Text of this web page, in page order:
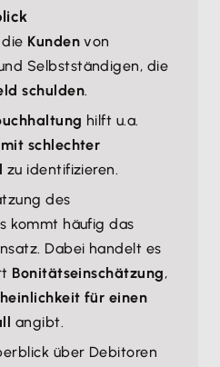
Kunden von
Selbstständigen, die
schulden.
hilft u.a.
schlechter
zu identifizieren.
des
kommt häufig das
Dabei handelt es
Bonitätseinschätzung,
für einen
angibt.
über Debitoren